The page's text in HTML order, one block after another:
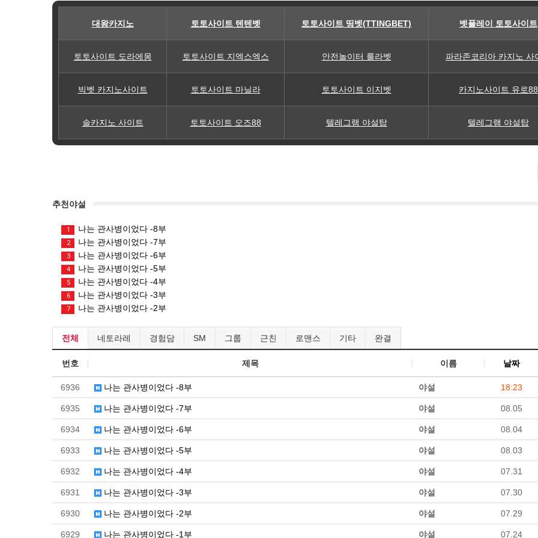
대왕카지노 토토사이트 텐텐벳 토토사이트 띵벳(TTINGBET) 벳플레이 토토사이트
토토사이트 도라에몽 토토사이트 지엑스엑스 안전놀이터 룰라벳 파라존코리아 카지노 사
빅벳 카지노사이트 토토사이트 마닐라 토토사이트 이지벳 카지노사이트 유로88
솔카지노 사이트 토토사이트 오즈88 텔레그램 야설탑 텔레그램 야설탑
추천야설
1 나는 관사병이었다 -8부
2 나는 관사병이었다 -7부
3 나는 관사병이었다 -6부
4 나는 관사병이었다 -5부
5 나는 관사병이었다 -4부
6 나는 관사병이었다 -3부
7 나는 관사병이었다 -2부
전체 네토라레 경험담 SM 그룹 근친 로맨스 기타 완결
번호 제목 이름 날짜
6936 나는 관사병이었다 -8부 야설 18:23
6935 나는 관사병이었다 -7부 야설 08.05
6934 나는 관사병이었다 -6부 야설 08.04
6933 나는 관사병이었다 -5부 야설 08.03
6932 나는 관사병이었다 -4부 야설 07.31
6931 나는 관사병이었다 -3부 야설 07.30
6930 나는 관사병이었다 -2부 야설 07.29
6929 나는 관사병이었다 -1부 야설 07.24